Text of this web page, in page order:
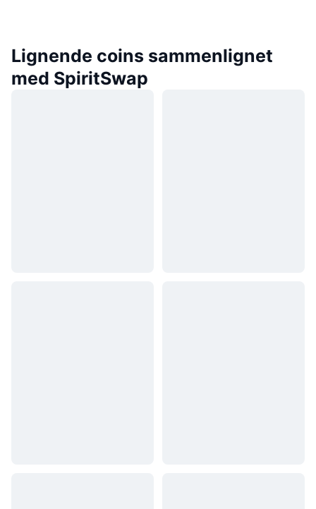
Lignende coins sammenlignet
med SpiritSwap